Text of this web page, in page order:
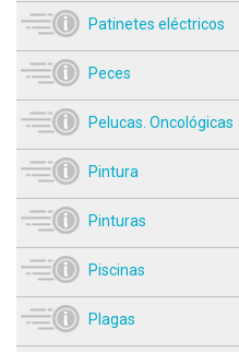
Patinetes eléctricos
Peces
Pelucas. Oncológicas
Pintura
Pinturas
Piscinas
Plagas